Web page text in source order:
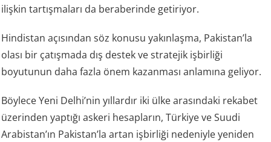
ilişkin tartışmaları da beraberinde getiriyor.
Hindistan açısından söz konusu yakınlaşma, Pakistan’la
olası bir çatışmada dış destek ve stratejik işbirliği
boyutunun daha fazla önem kazanması anlamına geliyor.
Böylece Yeni Delhi’nin yıllardır iki ülke arasındaki rekabet
üzerinden yaptığı askeri hesapların, Türkiye ve Suudi
Arabistan’ın Pakistan’la artan işbirliği nedeniyle yeniden